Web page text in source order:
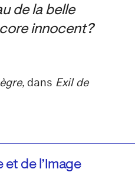
de la belle
innocent?
dans Exil de
de l’Image